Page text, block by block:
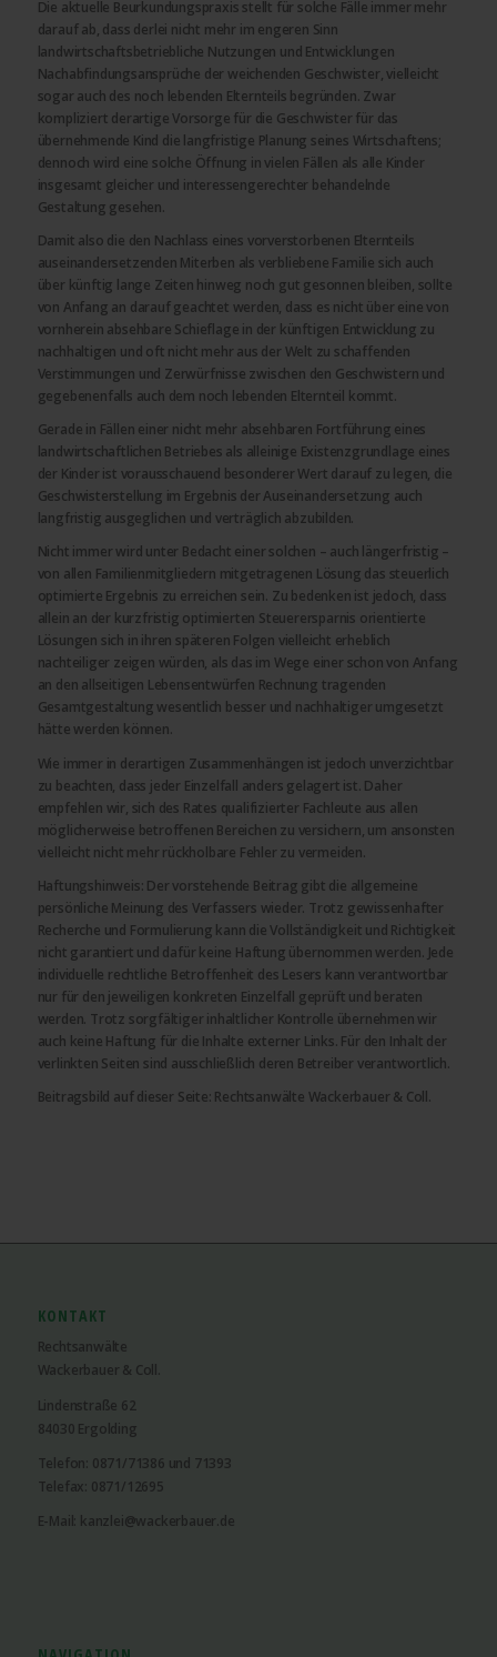
Die aktuelle Beurkundungspraxis stellt für solche Fälle immer mehr
darauf ab, dass derlei nicht mehr im engeren Sinn
landwirtschaftsbetriebliche Nutzungen und Entwicklungen
Nachabfindungsansprüche der weichenden Geschwister, vielleicht
sogar auch des noch lebenden Elternteils begründen. Zwar
kompliziert derartige Vorsorge für die Geschwister für das
übernehmende Kind die langfristige Planung seines Wirtschaftens;
dennoch wird eine solche Öffnung in vielen Fällen als alle Kinder
insgesamt gleicher und interessengerechter behandelnde
Gestaltung gesehen.
Damit also die den Nachlass eines vorverstorbenen Elternteils
auseinandersetzenden Miterben als verbliebene Familie sich auch
über künftig lange Zeiten hinweg noch gut gesonnen bleiben, sollte
von Anfang an darauf geachtet werden, dass es nicht über eine von
vornherein absehbare Schieflage in der künftigen Entwicklung zu
nachhaltigen und oft nicht mehr aus der Welt zu schaffenden
Verstimmungen und Zerwürfnisse zwischen den Geschwistern und
gegebenenfalls auch dem noch lebenden Elternteil kommt.
Gerade in Fällen einer nicht mehr absehbaren Fortführung eines
landwirtschaftlichen Betriebes als alleinige Existenzgrundlage eines
der Kinder ist vorausschauend besonderer Wert darauf zu legen, die
Geschwisterstellung im Ergebnis der Auseinandersetzung auch
langfristig ausgeglichen und verträglich abzubilden.
Nicht immer wird unter Bedacht einer solchen – auch längerfristig –
von allen Familienmitgliedern mitgetragenen Lösung das steuerlich
optimierte Ergebnis zu erreichen sein. Zu bedenken ist jedoch, dass
allein an der kurzfristig optimierten Steuerersparnis orientierte
Lösungen sich in ihren späteren Folgen vielleicht erheblich
nachteiliger zeigen würden, als das im Wege einer schon von Anfang
an den allseitigen Lebensentwürfen Rechnung tragenden
Gesamtgestaltung wesentlich besser und nachhaltiger umgesetzt
hätte werden können.
Wie immer in derartigen Zusammenhängen ist jedoch unverzichtbar
zu beachten, dass jeder Einzelfall anders gelagert ist. Daher
empfehlen wir, sich des Rates qualifizierter Fachleute aus allen
möglicherweise betroffenen Bereichen zu versichern, um ansonsten
vielleicht nicht mehr rückholbare Fehler zu vermeiden.
Haftungshinweis: Der vorstehende Beitrag gibt die allgemeine
persönliche Meinung des Verfassers wieder. Trotz gewissenhafter
Recherche und Formulierung kann die Vollständigkeit und Richtigkeit
nicht garantiert und dafür keine Haftung übernommen werden. Jede
individuelle rechtliche Betroffenheit des Lesers kann verantwortbar
nur für den jeweiligen konkreten Einzelfall geprüft und beraten
werden. Trotz sorgfältiger inhaltlicher Kontrolle übernehmen wir
auch keine Haftung für die Inhalte externer Links. Für den Inhalt der
verlinkten Seiten sind ausschließlich deren Betreiber verantwortlich.
Beitragsbild auf dieser Seite: Rechtsanwälte Wackerbauer & Coll.
KONTAKT
Rechtsanwälte
Wackerbauer & Coll.
Lindenstraße 62
84030 Ergolding
Telefon: 0871/71386 und 71393
Telefax: 0871/12695
E-Mail: kanzlei@wackerbauer.de